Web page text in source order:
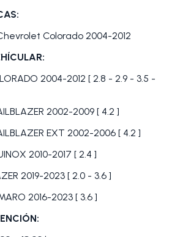
Colorado 2004-2012
2004-2012 [ 2.8 - 2.9 - 3.5 -
2002-2009 [ 4.2 ]
EXT 2002-2006 [ 4.2 ]
2010-2017 [ 2.4 ]
2019-2023 [ 2.0 - 3.6 ]
2016-2023 [ 3.6 ]